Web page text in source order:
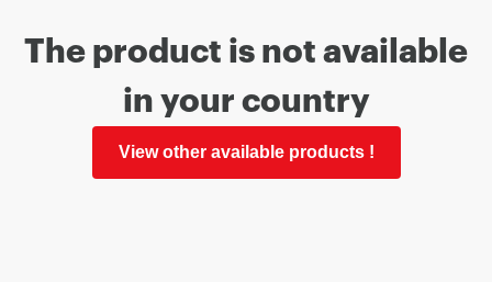
The product is not available
in your country
View other available products !